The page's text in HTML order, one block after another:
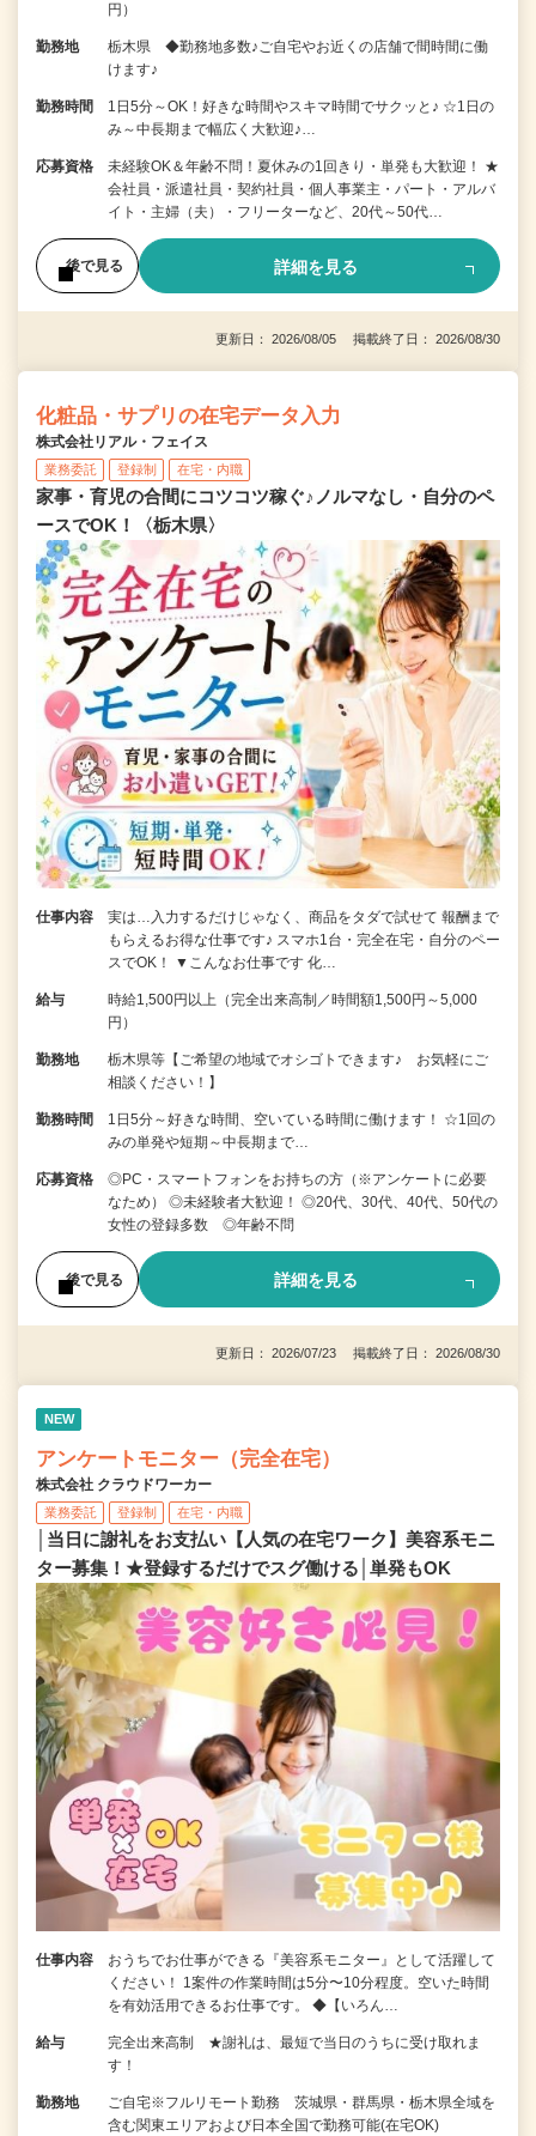
円）
勤務地
栃木県 ◆勤務地多数♪ご自宅やお近くの店舗で間時間に働
けます♪
勤務時間
1日5分～OK！好きな時間やスキマ時間でサクッと♪ ☆1日の
み～中長期まで幅広く大歓迎♪…
応募資格
未経験OK＆年齢不問！夏休みの1回きり・単発も大歓迎！ ★
会社員・派遣社員・契約社員・個人事業主・パート・アルバ
イト・主婦（夫）・フリーターなど、20代～50代…
後で見る 詳細を見る
更新日： 2026/08/05 掲載終了日： 2026/08/30
化粧品・サプリの在宅データ入力
株式会社リアル・フェイス
業務委託 登録制 在宅・内職
家事・育児の合間にコツコツ稼ぐ♪ノルマなし・自分のペ
ースでOK！〈栃木県〉
仕事内容
実は…入力するだけじゃなく、商品をタダで試せて 報酬まで
もらえるお得な仕事です♪ スマホ1台・完全在宅・自分のペー
スでOK！ ▼こんなお仕事です 化…
給与
時給1,500円以上（完全出来高制／時間額1,500円～5,000
円）
勤務地
栃木県等【ご希望の地域でオシゴトできます♪ お気軽にご
相談ください！】
勤務時間
1日5分～好きな時間、空いている時間に働けます！ ☆1回の
みの単発や短期～中長期まで…
応募資格
◎PC・スマートフォンをお持ちの方（※アンケートに必要
なため） ◎未経験者大歓迎！ ◎20代、30代、40代、50代の
女性の登録多数 ◎年齢不問
後で見る 詳細を見る
更新日： 2026/07/23 掲載終了日： 2026/08/30
NEW
アンケートモニター（完全在宅）
株式会社 クラウドワーカー
業務委託 登録制 在宅・内職
│当日に謝礼をお支払い【人気の在宅ワーク】美容系モニ
ター募集！★登録するだけでスグ働ける│単発もOK
仕事内容
おうちでお仕事ができる『美容系モニター』として活躍して
ください！ 1案件の作業時間は5分〜10分程度。空いた時間
を有効活用できるお仕事です。 ◆【いろん…
給与
完全出来高制 ★謝礼は、最短で当日のうちに受け取れま
す！
勤務地
ご自宅※フルリモート勤務 茨城県・群馬県・栃木県全域を
含む関東エリアおよび日本全国で勤務可能(在宅OK)